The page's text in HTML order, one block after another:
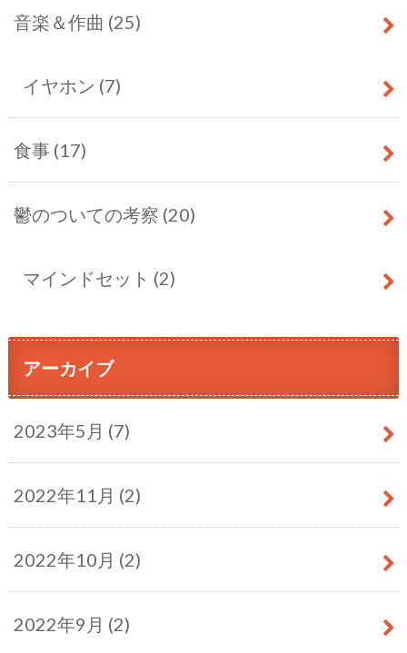
音楽＆作曲 (25)
イヤホン (7)
食事 (17)
鬱のついての考察 (20)
マインドセット (2)
アーカイブ
2023年5月 (7)
2022年11月 (2)
2022年10月 (2)
2022年9月 (2)